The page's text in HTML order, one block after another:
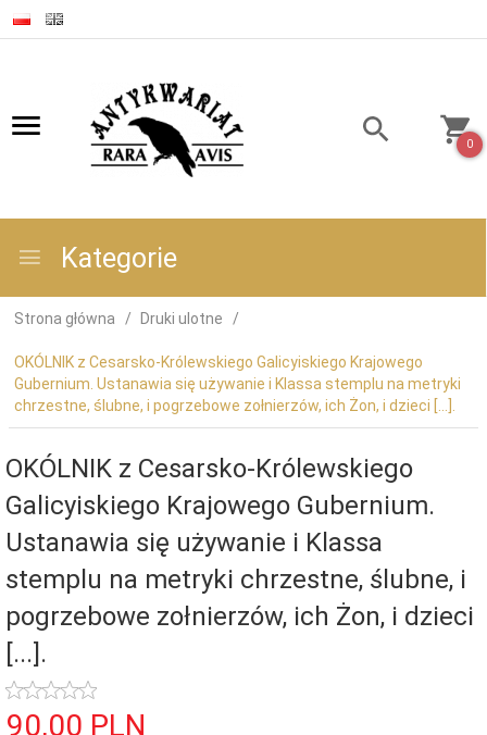
0
Kategorie
Strona główna Druki ulotne
OKÓLNIK z Cesarsko-Królewskiego Galicyiskiego Krajowego
Gubernium. Ustanawia się używanie i Klassa stemplu na metryki
chrzestne, ślubne, i pogrzebowe zołnierzów, ich Żon, i dzieci [...].
OKÓLNIK z Cesarsko-Królewskiego
Galicyiskiego Krajowego Gubernium.
Ustanawia się używanie i Klassa
stemplu na metryki chrzestne, ślubne, i
pogrzebowe zołnierzów, ich Żon, i dzieci
[...].
90,00 PLN